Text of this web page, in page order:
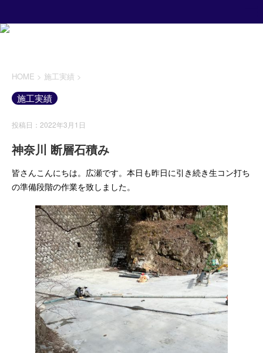
HOME > 施工実績 >
施工実績
投稿日：2022年3月1日
神奈川 断層石積み
皆さんこんにちは。広瀬です。本日も昨日に引き続き生コン打ち
の準備段階の作業を致しました。